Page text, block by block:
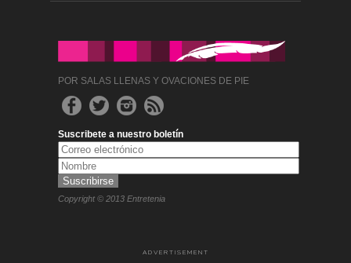
POR SALAS LLENAS Y OVACIONES DE PIE
Suscribete a nuestro boletín
Copyright © 2013 Entretenia
ADVERTISEMENT